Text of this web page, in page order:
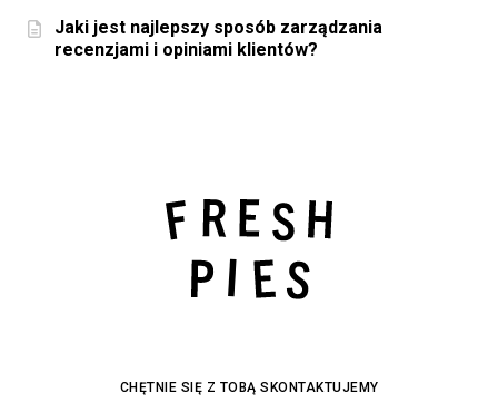
Jaki jest najlepszy sposób zarządzania
recenzjami i opiniami klientów?
CHĘTNIE SIĘ Z TOBĄ SKONTAKTUJEMY